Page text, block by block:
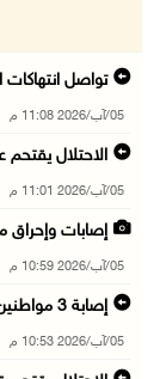
تواصل
05/آب/2026 11:08 م
الاحتلال يقتحم
05/آب/2026 11:01 م
إصابات
05/آب/2026 10:59 م
إصابة 3 مواطنين إثر اعتداء مستعمرين عليهم في ...
05/آب/2026 10:53 م